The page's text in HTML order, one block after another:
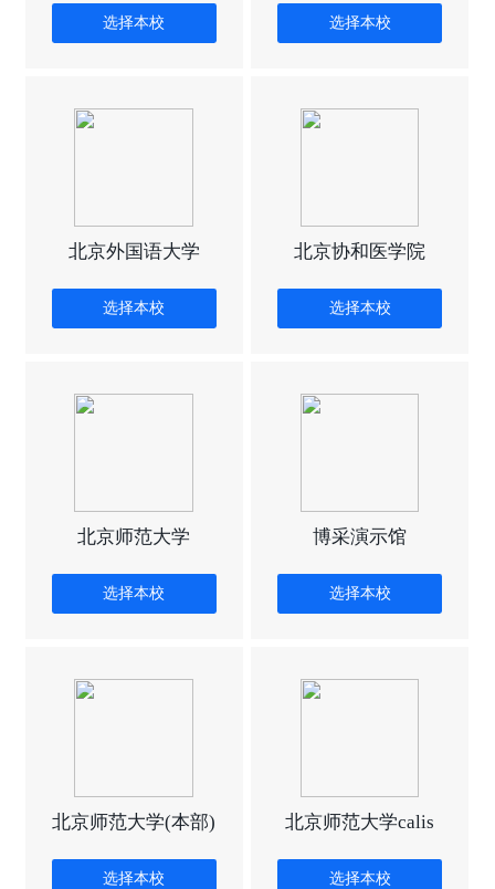
选择本校 选择本校
北京外国语大学
选择本校
北京协和医学院
选择本校
北京师范大学
选择本校
博采演示馆
选择本校
北京师范大学(本部)
选择本校
北京师范大学calis
选择本校